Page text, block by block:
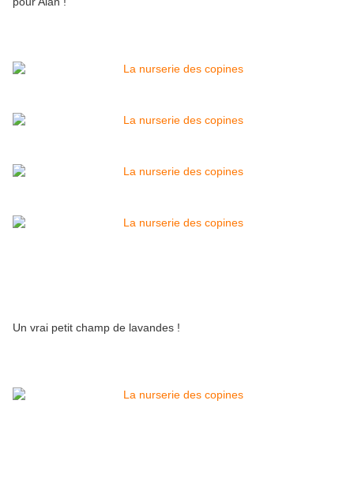
Un vrai petit champ de lavandes !